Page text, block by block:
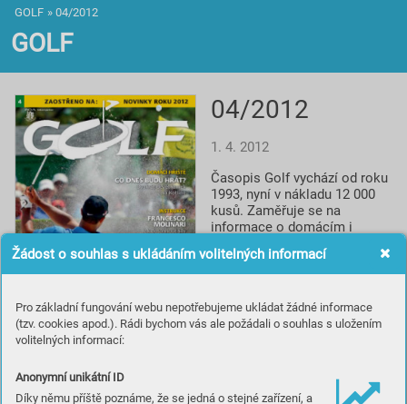
Žádost o souhlas s ukládáním volitelných informací
Pro základní fungování webu nepotřebujeme ukládat žádné informace
(tzv. cookies apod.). Rádi bychom vás ale požádali o souhlas s uložením
volitelných informací:
Anonymní unikátní ID
Díky němu příště poznáme, že se jedná o stejné zařízení, a
04/2012
1. 4. 2012
Časopis Golf vychází od roku
1993, nyní v nákladu 12 000
kusů. Zaměřuje se na
informace o domácím i
rozhovory a profily, testy
vybavení, informace o
golfem. Spolupracuje s
prestižním britským titulem
asociace.
GOLF » 04/2012
GOLF